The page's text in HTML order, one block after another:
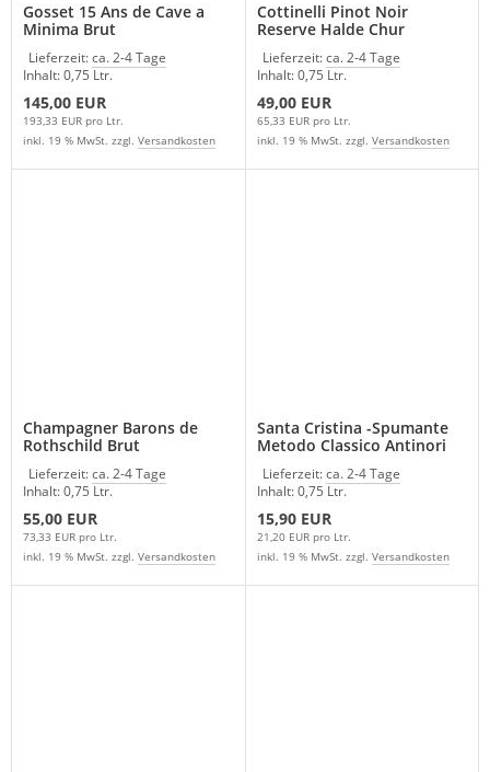
Gosset 15 Ans de Cave a
Minima Brut
Lieferzeit:ca. 2-4 Tage
Inhalt: 0,75 Ltr.
145,00 EUR
193,33 EUR pro Ltr.
inkl. 19 % MwSt. zzgl. Versandkosten
Cottinelli Pinot Noir
Reserve Halde Chur
Lieferzeit:ca. 2-4 Tage
Inhalt: 0,75 Ltr.
49,00 EUR
65,33 EUR pro Ltr.
inkl. 19 % MwSt. zzgl. Versandkosten
Champagner Barons de
Rothschild Brut
Lieferzeit:ca. 2-4 Tage
Inhalt: 0,75 Ltr.
55,00 EUR
73,33 EUR pro Ltr.
inkl. 19 % MwSt. zzgl. Versandkosten
Santa Cristina -Spumante
Metodo Classico Antinori
Lieferzeit:ca. 2-4 Tage
Inhalt: 0,75 Ltr.
15,90 EUR
21,20 EUR pro Ltr.
inkl. 19 % MwSt. zzgl. Versandkosten